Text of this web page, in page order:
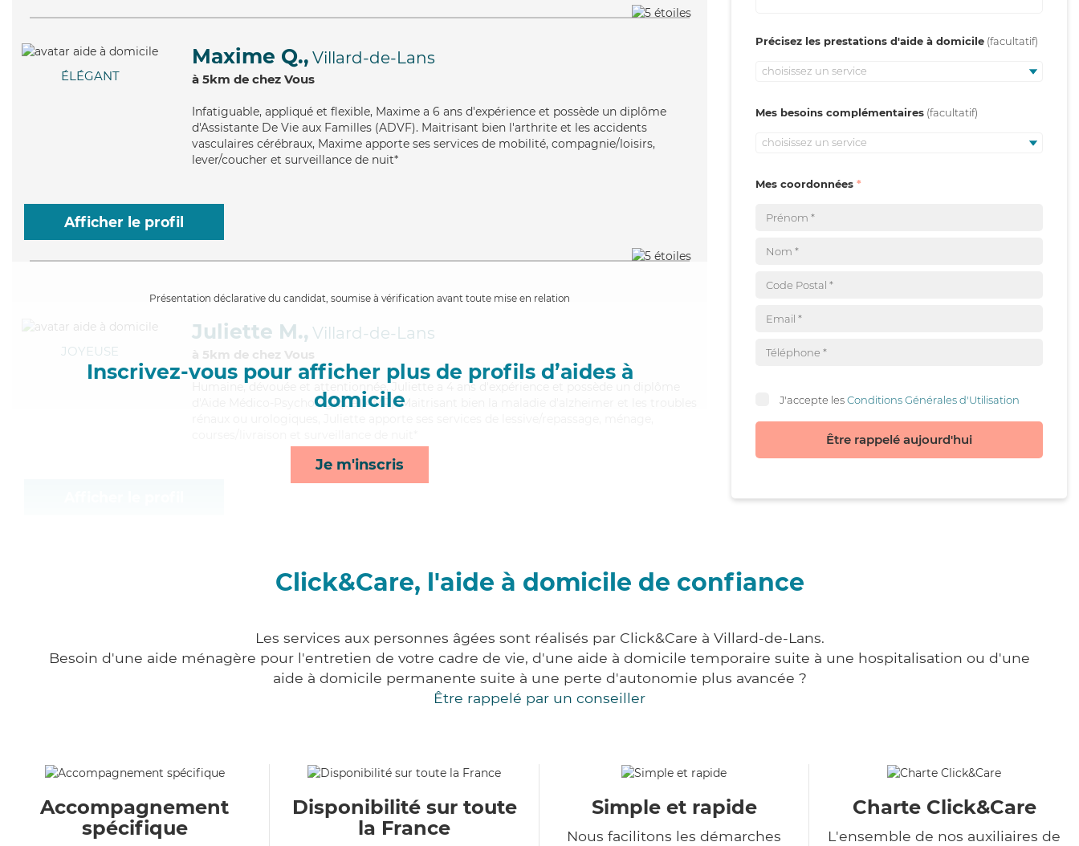
ÉLÉGANT
Maxime Q., Villard-de-Lans
à 5km de chez Vous
Infatiguable, appliqué et flexible, Maxime a 6 ans d'expérience et possède un diplôme
d'Assistante De Vie aux Familles (ADVF). Maitrisant bien l'arthrite et les accidents
vasculaires cérébraux, Maxime apporte ses services de mobilité, compagnie/loisirs,
lever/coucher et surveillance de nuit*
Afficher le profil
Présentation déclarative du candidat, soumise à vérification avant toute mise en relation
Inscrivez-vous pour afficher plus de profils d’aides à
domicile
Je m'inscris
JOYEUSE
Juliette M., Villard-de-Lans
à 5km de chez Vous
, dévouée et attentionnée, Juliette a 4 ans d'expérience et possède un diplôme
d'Aide Médico-Psychologique (AMP). Maitrisant bien la maladie d'alzheimer et les troubles
Précisez les prestations d'aide à domicile
choisissez un service
Mes besoins complémentaires
choisissez un service
Mes coordonnées
J'accepte lesConditions Générales d'Utilisation
Être rappelé aujourd'hui
Click&Care, l'aide à domicile de confiance
Les services aux personnes âgées sont réalisés par Click&Care à Villard-de-Lans.
Besoin d'une aide ménagère pour l'entretien de votre cadre de vie, d'une aide à domicile temporaire suite à une hospitalisation ou d'une
aide à domicile permanente suite à une perte d'autonomie plus avancée ?
Être rappelé par un conseiller
Accompagnement
spécifique
Disponibilité sur toute
la France
Simple et rapide
Nous facilitons les démarches
Charte Click&Care
L'ensemble de nos auxiliaires de